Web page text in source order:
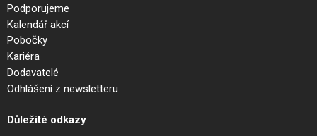
Podporujeme
Kalendář akcí
Pobočky
Kariéra
Dodavatelé
Odhlášení z newsletteru
Důležité odkazy